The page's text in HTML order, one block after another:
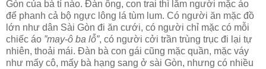
Gòn của bà tí nào. Đàn ông, con trai thì lắm người mặc áo
để phanh cả bộ ngực lông lá tùm lum. Có người ăn mặc đồ
lớn như dân Sài Gòn đi ăn cưới, có người chỉ mặc có mỗi
chiếc áo ”may-ô ba lỗ”, có người cởi trần trùng trục đi lại tự
nhiên, thoải mái. Đàn bà con gái cũng mặc quần, mặc váy
như mấy cô, mấy bà hạng sang ở sài Gòn, nhưng có nhiều